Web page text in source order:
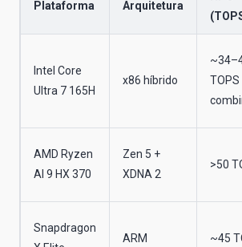
Plataforma Arquitetura
Intel Core
Ultra 7 165H
x86 híbrido
TOPS
AMD Ryzen
AI 9 HX 370
Zen 5 +
XDNA 2
>50
Snapdragon
ARM ~45